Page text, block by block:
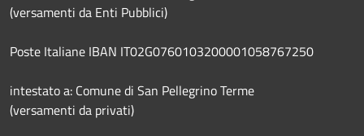
(versamenti da Enti Pubblici)
Poste Italiane IBAN IT02G0760103200001058767250
intestato a: Comune di San Pellegrino Terme
(versamenti da privati)